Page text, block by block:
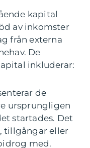
kapital
av inkomster
från externa
De
inkluderar:
de
ursprungligen
startades. Det
tillgångar eller
med.